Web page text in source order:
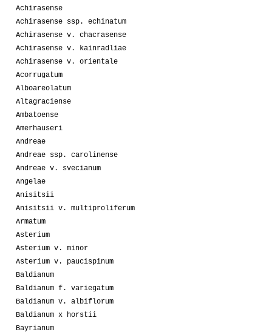
Achirasense
Achirasense ssp. echinatum
Achirasense v. chacrasense
Achirasense v. kainradliae
Achirasense v. orientale
Acorrugatum
Alboareolatum
Altagraciense
Ambatoense
Amerhauseri
Andreae
Andreae ssp. carolinense
Andreae v. svecianum
Angelae
Anisitsii
Anisitsii v. multiproliferum
Armatum
Asterium
Asterium v. minor
Asterium v. paucispinum
Baldianum
Baldianum f. variegatum
Baldianum v. albiflorum
Baldianum x horstii
Bayrianum